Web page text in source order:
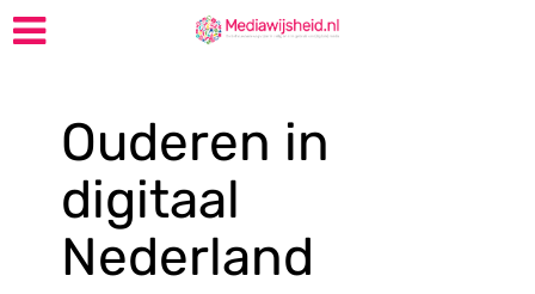
Ouderen in
digitaal
Nederland